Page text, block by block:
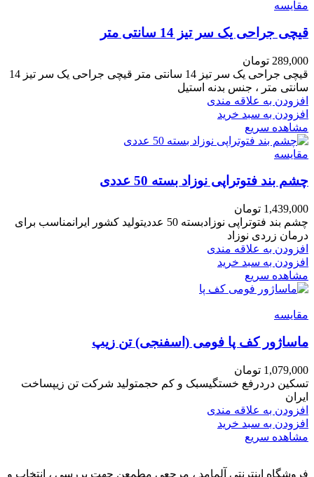
مقایسه
قیچی جراحی یک سر تیز 14 سانتی متر
289,000 تومان
قیچی جراحی یک سر تیز 14 سانتی متر قیچی جراحی یک سر تیز 14
سانتی متر ، جنس بدنه استیل
افزودن به علاقه مندی
افزودن به سبد خرید
مشاهده سریع
مقایسه
چشم بند فتوتراپی نوزاد بسته 50 عددی
1,439,000 تومان
چشم بند فتوتراپی نوزادبسته 50 عددیتولید کشور ایرانمناسب برای
درمان زردی نوزاد
افزودن به علاقه مندی
افزودن به سبد خرید
مشاهده سریع
مقایسه
ماساژور کف پا فومی (اسفنجی) تن زیپ
1,079,000 تومان
تسکین دردرفع خستگیسبک و کم حجمتولید شرکت تن زیپساخت
ایران
افزودن به علاقه مندی
افزودن به سبد خرید
مشاهده سریع
فروشگاه اینترنتی آلمامد ، مرجعی مطمعن جهت بررسی ، انتخاب و